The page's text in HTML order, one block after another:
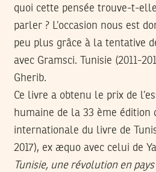
quoi cette pensée trouve-t-
parler ? L’occasion nous est
peu plus grâce à la tentative
avec Gramsci. Tunisie (2011-
Gherib.
Ce livre a obtenu le prix de
humaine de la 33 ème édition
internationale du livre de
2017), ex æquo avec celui de
Tunisie, une révolution en pays